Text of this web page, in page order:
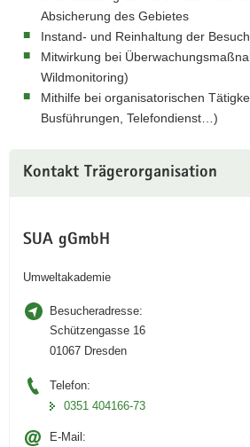
Absicherung des Gebietes
Instand- und Reinhaltung der
Mitwirkung bei
Wildmonitoring)
Mithilfe bei organisatorischen
Busführungen, Telefondienst…)
Kontakt Trägerorganisation
SUA gGmbH
Umweltakademie
Besucheradresse:
Schützengasse 16
01067 Dresden
Telefon:
0351 404166-73
E-Mail: